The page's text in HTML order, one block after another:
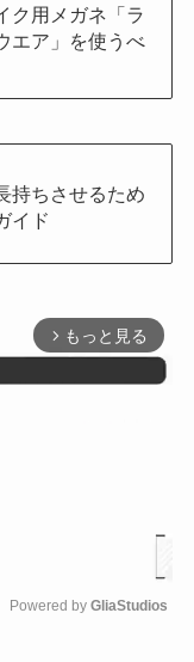
ク用メガネ「ラ
エア」を使うべ
持ちさせるため
イド
arrow_forward_ios もっと見る
Powered by GliaStudios